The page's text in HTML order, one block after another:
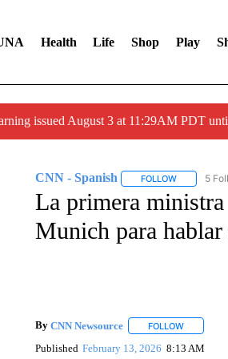
Health Life Shop Play
issued August 3 at 11:29AM PDT
CNN - Spanish FOLLOWFOLLOW
5
La primera
Munich para
By CNN Newsource FOLLOWFOLLOW
Published February 13, 2026 8:13 AM